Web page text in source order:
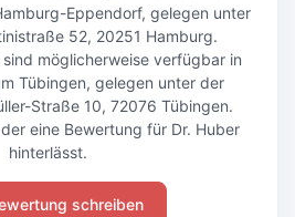
Eppendorf, gelegen unter
52, 20251 Hamburg.
möglicherweise verfügbar in
Tübingen, gelegen unter der
Straße 10, 72076 Tübingen.
eine Bewertung für Dr. Huber
hinterlässt.
schreiben